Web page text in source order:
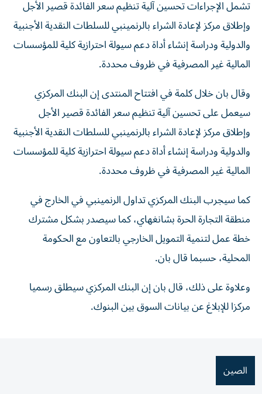
تشمل الإجراءات تحسين آلية تنظيم سعر الفائدة قصير الأجل
وإطلاق مركز لإعادة الشراء بالرنمينبي للسلطات النقدية الأجنبية
والدولية ودراسة إنشاء أداة دعم سيولة احترازية كلية للمؤسسات
المالية غير المصرفية في ظروف محددة.
وقال بان خلال كلمة في افتتاح المنتدى إن البنك المركزي
سيعمل على تحسين آلية تنظيم سعر الفائدة قصير الأجل
وإطلاق مركز لإعادة الشراء بالرنمينبي للسلطات النقدية الأجنبية
والدولية ودراسة إنشاء أداة دعم سيولة احترازية كلية للمؤسسات
المالية غير المصرفية في ظروف محددة.
كما سيجرب البنك المركزي تداول الرنمينبي في الخارج في
منطقة التجارة الحرة بشانغهاي، كما سيصدر بشكل مشترك
خطة عمل لتنمية التمويل الخارجي بالتعاون مع الحكومة
المحلية، حسبما قال بان.
وعلاوة على ذلك، قال بان إن البنك المركزي سيطلق رسميا
مركزا للإبلاغ عن بيانات السوق بين البنوك.
الصين